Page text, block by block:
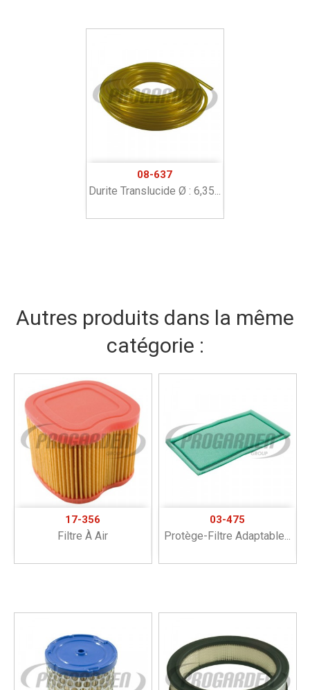
08-637
Durite Translucide Ø : 6,35...
Autres produits dans la même
catégorie :
17-356
Filtre À Air
03-475
Protège-Filtre Adaptable...